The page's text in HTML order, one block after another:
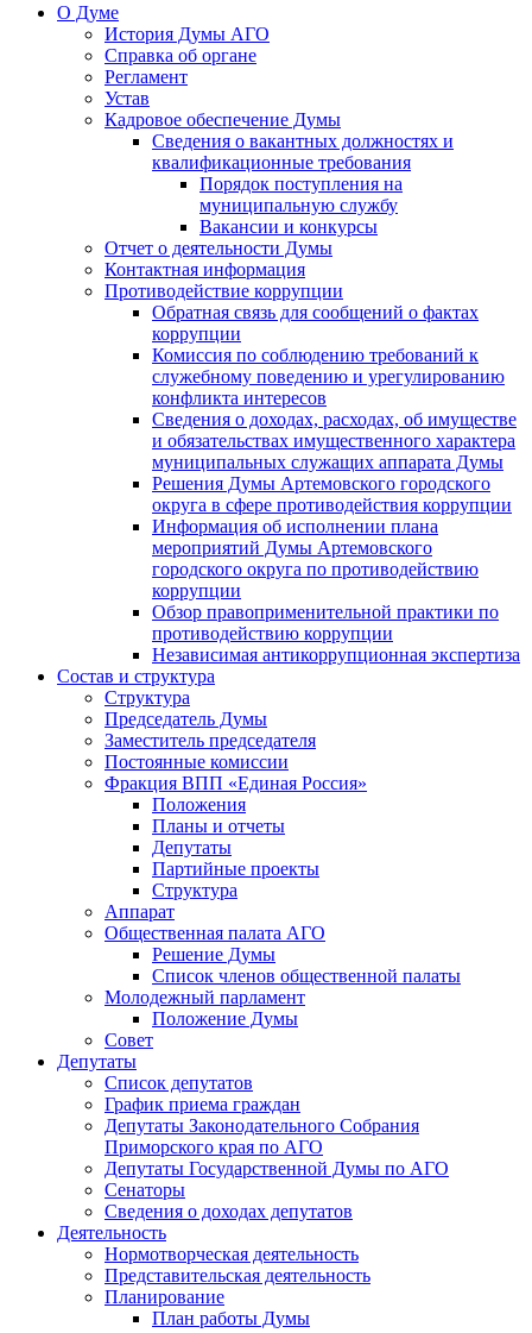
О Думе
История Думы АГО
Справка об органе
Регламент
Устав
Кадровое обеспечение Думы
Сведения о вакантных должностях и
квалификационные требования
Порядок поступления на
муниципальную службу
Вакансии и конкурсы
Отчет о деятельности Думы
Контактная информация
Противодействие коррупции
Обратная связь для сообщений о фактах
коррупции
Комиссия по соблюдению требований к
служебному поведению и урегулированию
конфликта интересов
Сведения о доходах, расходах, об имуществе
и обязательствах имущественного характера
муниципальных служащих аппарата Думы
Решения Думы Артемовского городского
округа в сфере противодействия коррупции
Информация об исполнении плана
мероприятий Думы Артемовского
городского округа по противодействию
коррупции
Обзор правоприменительной практики по
противодействию коррупции
Независимая антикоррупционная экспертиза
Состав и структура
Структура
Председатель Думы
Заместитель председателя
Постоянные комиссии
Фракция ВПП «Единая Россия»
Положения
Планы и отчеты
Депутаты
Партийные проекты
Структура
Аппарат
Общественная палата АГО
Решение Думы
Список членов общественной палаты
Молодежный парламент
Положение Думы
Совет
Депутаты
Список депутатов
График приема граждан
Депутаты Законодательного Собрания
Приморского края по АГО
Депутаты Государственной Думы по АГО
Сенаторы
Сведения о доходах депутатов
Деятельность
Нормотворческая деятельность
Представительская деятельность
Планирование
План работы Думы